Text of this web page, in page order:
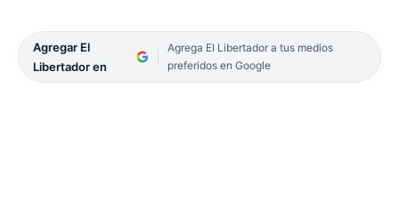
Agregar El
Libertador en
Agrega El Libertador a tus medios
preferidos en Google